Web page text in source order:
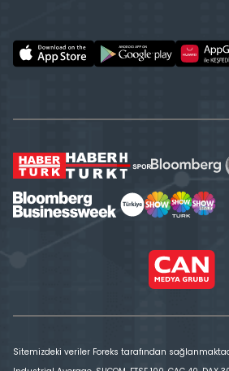
Sitemizdeki veriler Foreks tarafından